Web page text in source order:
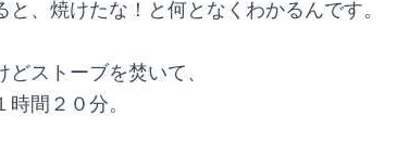
、焼けたな！と何となくわかるんです。
ストーブを焚いて、
間２０分。